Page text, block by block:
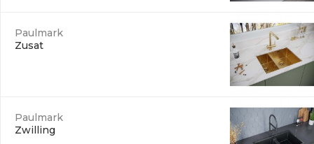
Paulmark
Zusat
Paulmark
Zwilling